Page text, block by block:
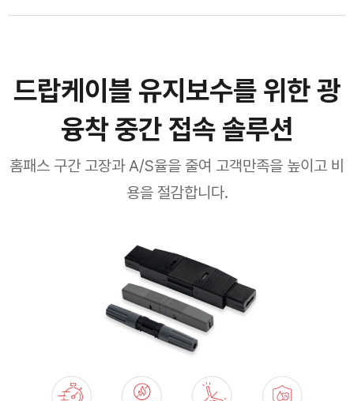
드랍케이블 유지보수를 위한 광
융착 중간 접속 솔루션
홈패스 구간 고장과 A/S율을 줄여 고객만족을 높이고 비
용을 절감합니다.